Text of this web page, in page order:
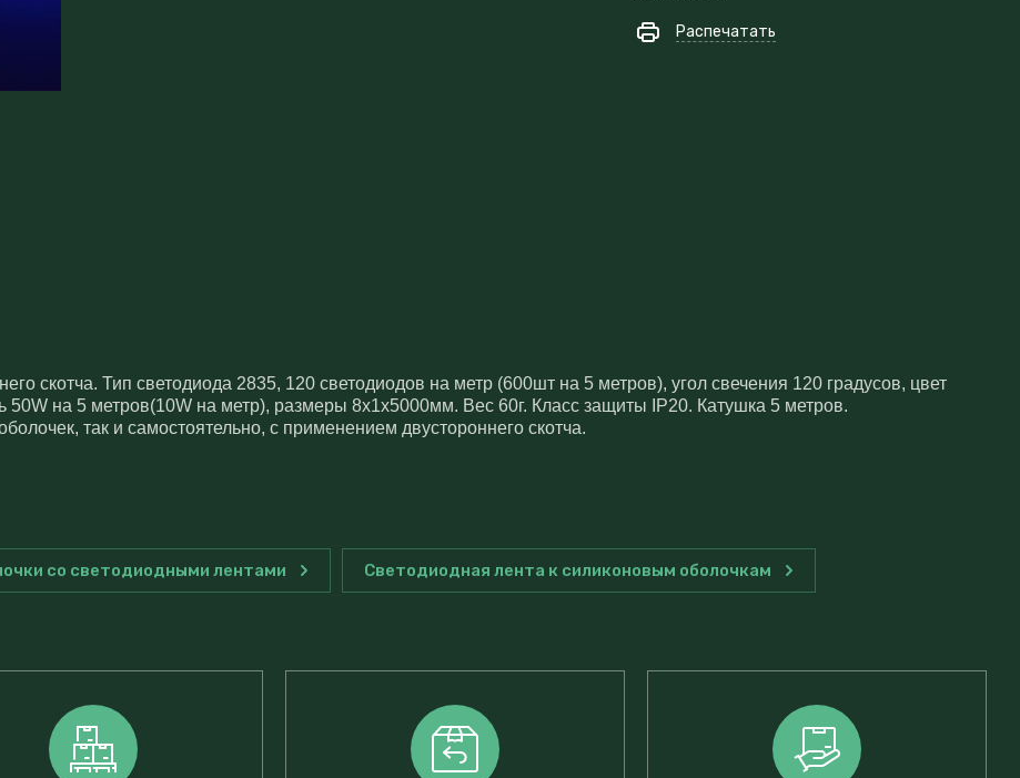
Распечатать
скотча. Тип светодиода 2835, 120 светодиодов на метр (600шт на 5 метров), угол свечения 120 градусов, цвет
на 5 метров(10W на метр), размеры 8x1x5000мм. Вес 60г. Класс защиты IP20. Катушка 5 метров.
так и самостоятельно, с применением двустороннего скотча.
со светодиодными лентами Светодиодная лента к силиконовым оболочкам